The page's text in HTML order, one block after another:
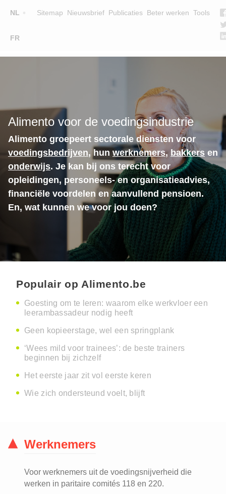
NL
FR
Sitemap Nieuwsbrief Publicaties Beter werken Tools
Main
TEAM
CONTACT
Alimento voor de voedingsindustrie
Alimento groepeert sectorale diensten voor
voedingsbedrijven, hunwerknemers, bakkers en
onderwijs. Je kan bij ons terecht voor
opleidingen, personeels- en organisatieadvies,
financiële voordelen en aanvullend pensioen.
En, wat kunnen we voor jou doen?
Populair op Alimento.be
Goesting om te leren: waarom elke werkvloer een
leerambassadeur nodig heeft
Geen kopieerstage, wel een springplank
‘Wees mild voor trainees’: de beste trainers
beginnen bij zichzelf
Het eerste jaar zit vol eerste keren
Wie zich ondersteund voelt, blijft
Werknemers
Voor werknemers uit de voedingsnijverheid die
werken in paritaire comités 118 en 220.